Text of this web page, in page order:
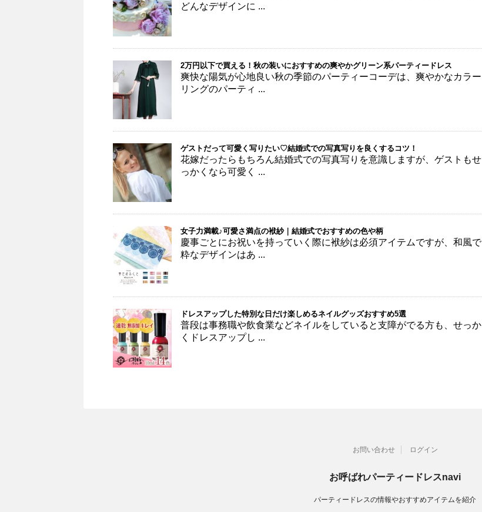
どんなデザインに ...
2万円以下で買える！秋の装いにおすすめの爽やかグリーン系パーティードレス
爽快な陽気が心地良い秋の季節のパーティーコーデは、爽やかなカラー
リングのパーティ ...
ゲストだって可愛く写りたい♡結婚式での写真写りを良くするコツ！
花嫁だったらもちろん結婚式での写真写りを意識しますが、ゲストもせ
っかくなら可愛く ...
女子力満載♪可愛さ満点の袱紗｜結婚式でおすすめの色や柄
慶事ごとにお祝いを持っていく際に袱紗は必須アイテムですが、和風で
粋なデザインはあ ...
ドレスアップした特別な日だけ楽しめるネイルグッズおすすめ5選
普段は事務職や飲食業などネイルをしていると支障がでる方も、せっか
くドレスアップし ...
お問い合わせ ログイン
お呼ばれパーティードレスnavi
パーティードレスの情報やおすすめアイテムを紹介